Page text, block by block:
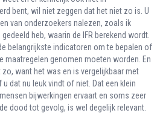
bent, wil niet zeggen dat het niet zo is. U
van onderzoekers nalezen, zoals ik
heb, waarin de IFR berekend wordt.
belangrijkste indicatoren om te bepalen of
maatregelen genomen moeten worden. En
want het was en is vergelijkbaar met
u dat nu leuk vindt of niet. Dat een klein
bijwerkingen ervaart en soms zeer
dood tot gevolg, is wel degelijk relevant.